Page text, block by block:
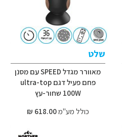
שלט
מאוורר מגדל SPEED עם מסנן
פחם פעיל דגם ultra-top
100W שחור-עץ
כולל מע"מ618.00 ₪